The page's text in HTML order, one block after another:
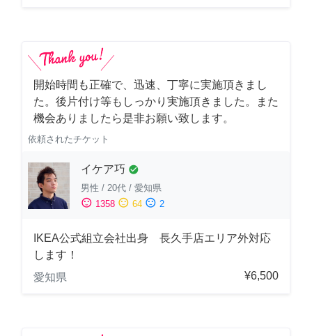
開始時間も正確で、迅速、丁寧に実施頂きまし
た。後片付け等もしっかり実施頂きました。また
機会ありましたら是非お願い致します。
依頼されたチケット
イケア巧 check_circle
男性 / 20代 / 愛知県
sentiment_satisfied 1358 sentiment_neutral 64 sentiment_dissatisfied 2
IKEA公式組立会社出身 長久手店エリア外対応
します！
愛知県
¥6,500